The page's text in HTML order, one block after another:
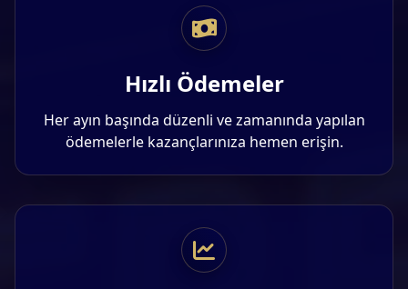
Hızlı Ödemeler
Her ayın başında düzenli ve zamanında yapılan
ödemelerle kazançlarınıza hemen erişin.